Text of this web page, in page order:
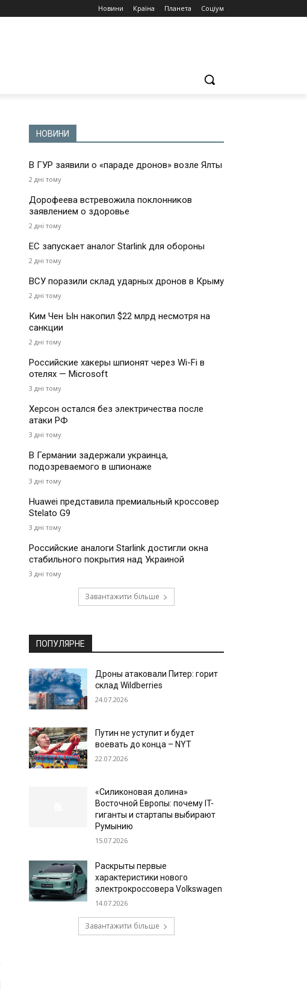
Новини Країна Планета Соціум
НОВИНИ
В ГУР заявили о «параде дронов» возле Ялты
2 дні тому
Дорофеева встревожила поклонников
заявлением о здоровье
2 дні тому
ЕС запускает аналог Starlink для обороны
2 дні тому
ВСУ поразили склад ударных дронов в Крыму
2 дні тому
Ким Чен Ын накопил $22 млрд несмотря на
санкции
2 дні тому
Российские хакеры шпионят через Wi-Fi в
отелях — Microsoft
3 дні тому
Херсон остался без электричества после
атаки РФ
3 дні тому
В Германии задержали украинца,
подозреваемого в шпионаже
3 дні тому
Huawei представила премиальный кроссовер
Stelato G9
3 дні тому
Российские аналоги Starlink достигли окна
стабильного покрытия над Украиной
3 дні тому
Завантажити більше
ПОПУЛЯРНЕ
Дроны атаковали Питер: горит
склад Wildberries
24.07.2026
Путин не уступит и будет
воевать до конца – NYT
22.07.2026
«Силиконовая долина»
Восточной Европы: почему IT-
гиганты и стартапы выбирают
Румынию
15.07.2026
Раскрыты первые
характеристики нового
электрокроссовера Volkswagen
14.07.2026
Завантажити більше